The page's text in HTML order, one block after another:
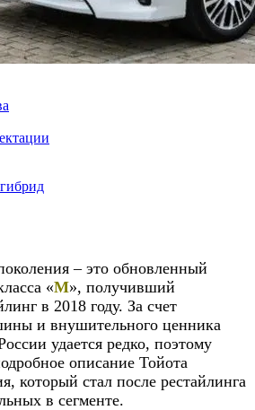
– это обновленный
«М», получивший
в 2018 году. За счет
и внушительного ценника
удается редко, поэтому
описание Тойота
который стал после рестайлинга
в сегменте.